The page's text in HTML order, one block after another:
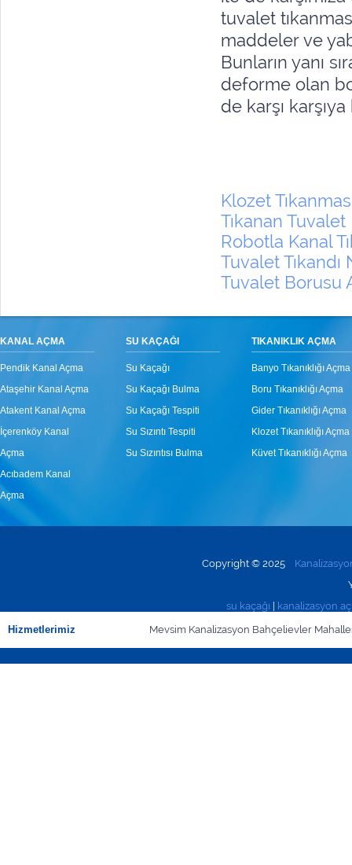
tuvalet
maddeler ve
Bunların yanı
deforme olan
de karşı
Klozet
Tıkanan Tuvalet
Robotla Kanal
Tuvalet Tıkandı
Tuvalet Borusu
KANAL AÇMA
Pendik Kanal Açma
Ataşehir Kanal Açma
Atakent Kanal Açma
İçerenköy Kanal
Açma
Acıbadem Kanal
Açma
SU KAÇAĞI
Su Kaçağı
Su Kaçağı Bulma
Su Kaçağı Tespiti
Su Sızıntı Tespiti
Su Sızıntısı Bulma
TIKANIKLIK AÇMA
Banyo Tıkanıklığı Açma
Boru Tıkanıklığı Açma
Gider Tıkanıklığı Açma
Klozet Tıkanıklığı Açma
Küvet Tıkanıklığı Açma
Copyright © 2025
su kaçağı
kanalizasyon
Hizmetlerimiz
Mevsim Kanalizasyon Bahçelievler